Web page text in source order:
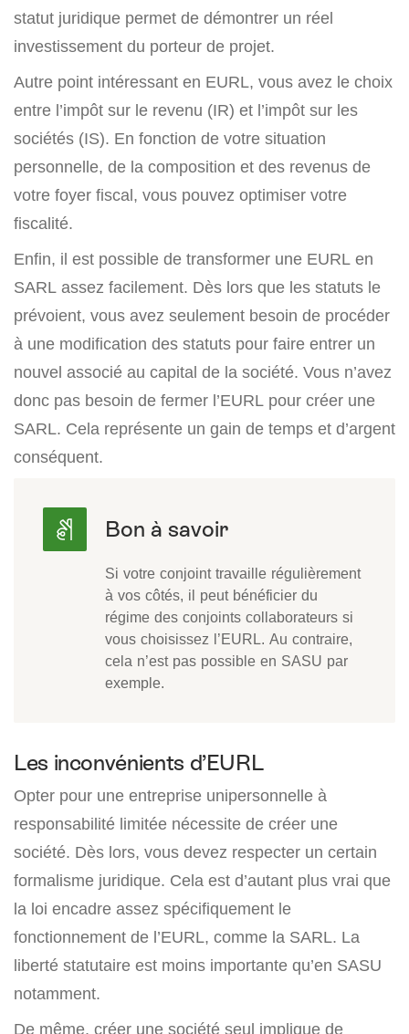
statut juridique permet de démontrer un réel
investissement du porteur de projet.
Autre point intéressant en EURL, vous avez le choix
entre l’impôt sur le revenu (IR) et l’impôt sur les
sociétés (IS). En fonction de votre situation
personnelle, de la composition et des revenus de
votre foyer fiscal, vous pouvez optimiser votre
fiscalité.
Enfin, il est possible de transformer une EURL en
SARL assez facilement. Dès lors que les statuts le
prévoient, vous avez seulement besoin de procéder
à une modification des statuts pour faire entrer un
nouvel associé au capital de la société. Vous n’avez
donc pas besoin de fermer l’EURL pour créer une
SARL. Cela représente un gain de temps et d’argent
conséquent.
Si votre conjoint travaille régulièrement
à vos côtés, il peut bénéficier du
régime des conjoints collaborateurs si
vous choisissez l’EURL. Au contraire,
cela n’est pas possible en SASU par
exemple.
Les inconvénients d’EURL
Opter pour une entreprise unipersonnelle à
responsabilité limitée nécessite de créer une
société. Dès lors, vous devez respecter un certain
formalisme juridique. Cela est d’autant plus vrai que
la loi encadre assez spécifiquement le
fonctionnement de l’EURL, comme la SARL. La
liberté statutaire est moins importante qu’en SASU
notamment.
De même, créer une société seul implique de